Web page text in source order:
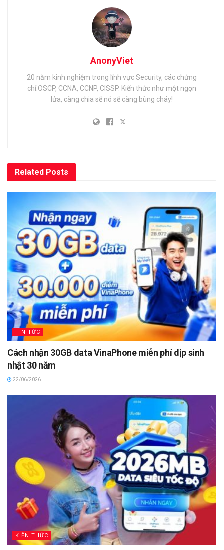
AnonyViet
20 năm kinh nghiệm trong lĩnh vực Security, các chứng
chỉ:OSCP, CCNA, CCNP, CISSP. Kiến thức như một ngọn
lửa, càng chia sẽ nó sẽ càng bùng cháy!
Related Posts
TIN TỨC
Cách nhận 30GB data VinaPhone miễn phí dịp sinh
nhật 30 năm
22/06/2026
KIẾN THỨC